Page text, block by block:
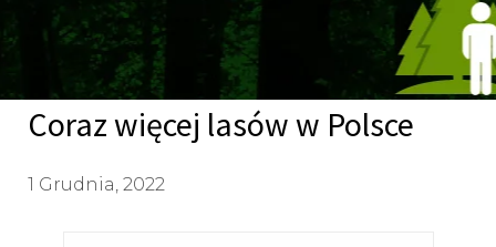
Coraz więcej lasów w Polsce
1 Grudnia, 2022